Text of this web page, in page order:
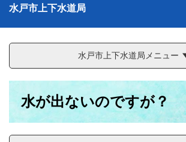
水戸市上下水道局
水戸市上下水道局メニュー
水が出ないのですが？